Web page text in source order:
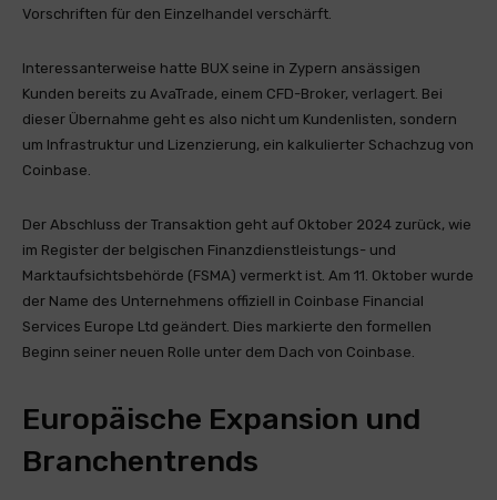
Vorschriften für den Einzelhandel verschärft.
Interessanterweise hatte BUX seine in Zypern ansässigen
Kunden bereits zu AvaTrade, einem CFD-Broker, verlagert. Bei
dieser Übernahme geht es also nicht um Kundenlisten, sondern
um Infrastruktur und Lizenzierung, ein kalkulierter Schachzug von
Coinbase.
Der Abschluss der Transaktion geht auf Oktober 2024 zurück, wie
im Register der belgischen Finanzdienstleistungs- und
Marktaufsichtsbehörde (FSMA) vermerkt ist. Am 11. Oktober wurde
der Name des Unternehmens offiziell in Coinbase Financial
Services Europe Ltd geändert. Dies markierte den formellen
Beginn seiner neuen Rolle unter dem Dach von Coinbase.
Europäische Expansion und
Branchentrends